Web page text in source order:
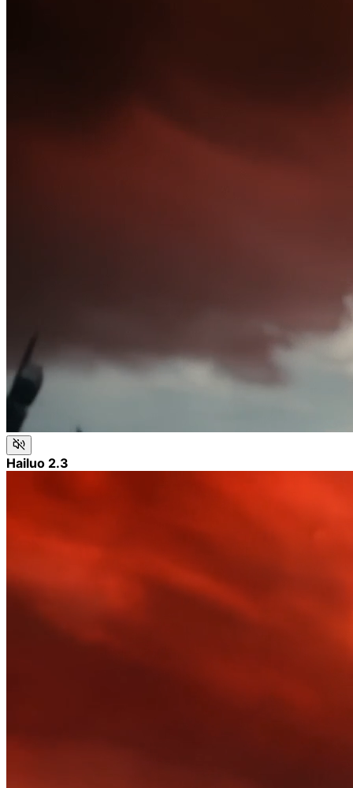
Hailuo 2.3